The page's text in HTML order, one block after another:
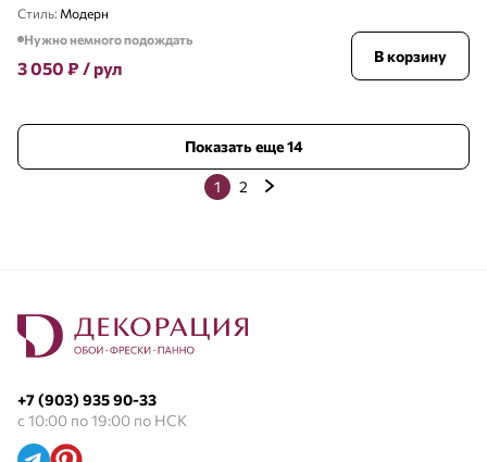
Стиль: Модерн
Нужно немного подождать
3 050 ₽ / рул
В корзину
Показать еще 14
1 2
+7 (903) 935 90-33
с 10:00 по 19:00 по НСК